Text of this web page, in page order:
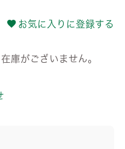
お気に入りに登録する
庫がございません。